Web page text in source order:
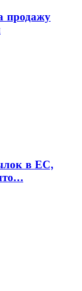
продажу
в ЕС,